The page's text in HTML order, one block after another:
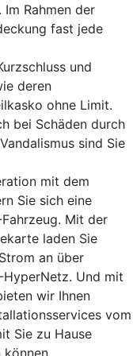
Rahmen der
fast jede
und
deren
ohne Limit.
bei Schäden durch
sind Sie
mit dem
Sie sich eine
Mit der
laden Sie
an über
Und mit
wir Ihnen
vom
Sie zu Hause